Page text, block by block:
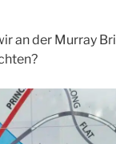
an der Murray